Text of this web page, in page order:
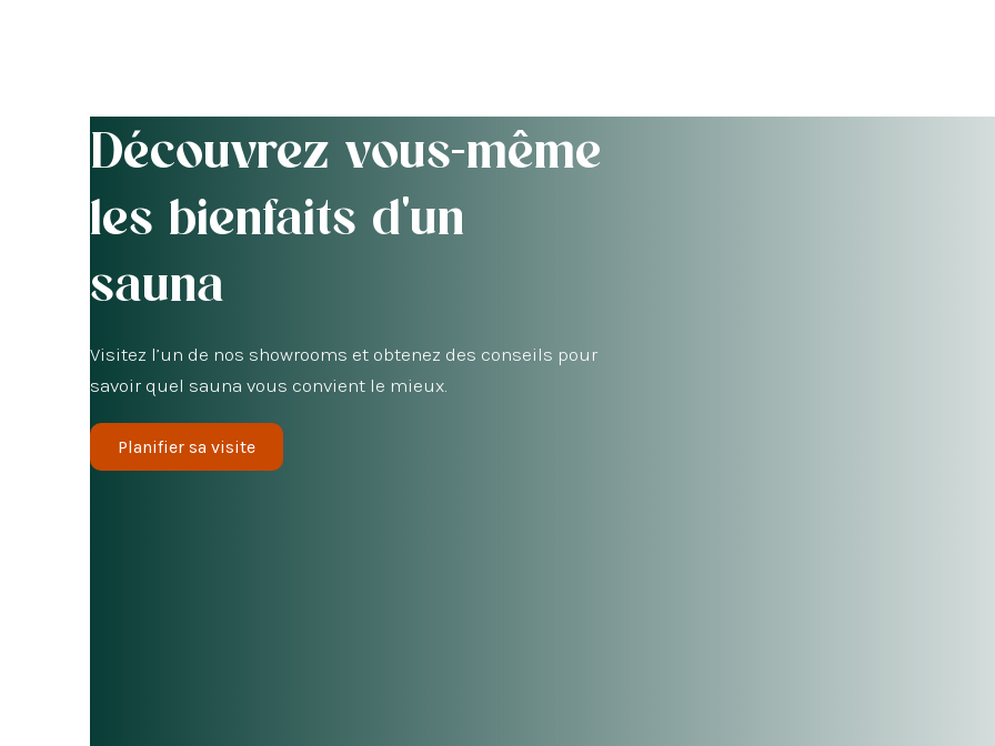
Découvrez vous-même
les bienfaits d'un
sauna
Visitez l’un de nos showrooms et obtenez des conseils pour
savoir quel sauna vous convient le mieux.
Planifier sa visite